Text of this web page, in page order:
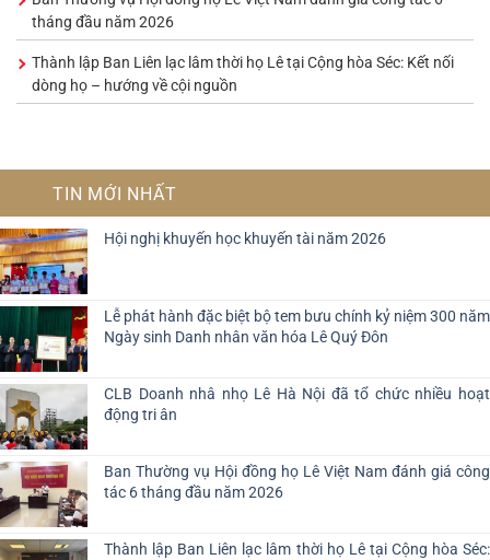
tháng đầu năm 2026
Thành lập Ban Liên lạc lâm thời họ Lê tại Cộng hòa Séc: Kết nối
dòng họ – hướng về cội nguồn
TIN MỚI NHẤT
Hội nghị khuyến học khuyến tài năm 2026
Lễ phát hành đặc biệt bộ tem bưu chính kỷ niệm 300 năm
Ngày sinh Danh nhân văn hóa Lê Quý Đôn
CLB Doanh nhâ nhọ Lê Hà Nội đã tổ chức nhiều hoạt
động tri ân
Ban Thường vụ Hội đồng họ Lê Việt Nam đánh giá công
tác 6 tháng đầu năm 2026
Thành lập Ban Liên lạc lâm thời họ Lê tại Cộng hòa Séc: